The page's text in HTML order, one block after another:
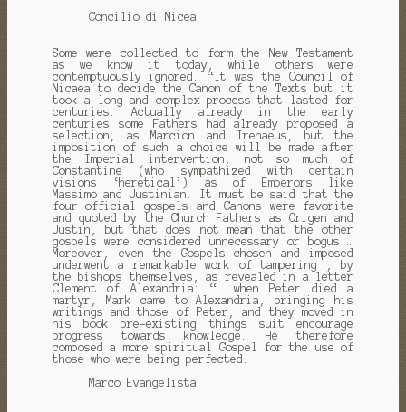
Concilio di Nicea
Some were collected to form the New Testament
as we know it today, while others were
contemptuously ignored. “It was the Council of
Nicaea to decide the Canon of the Texts but it
took a long and complex process that lasted for
centuries.Actually already in the early
centuries some Fathers had already proposed a
selection, as Marcion and Irenaeus, but the
imposition of such a choice will be made after
the Imperial intervention, not so much of
Constantine (who sympathized with certain
visions ‘heretical’) as of Emperors like
Massimo and Justinian. It must be said that the
four official gospels and Canons were favorite
and quoted by the Church Fathers as Origen and
Justin, but that does not mean that the other
gospels were considered unnecessary or bogus …
Moreover, even the Gospels chosen and imposed
underwent a remarkable work of tampering
, by
the bishops themselves, as revealed in a letter
Clement of Alexandria: “… when Peter died a
martyr, Mark came to Alexandria, bringing his
writings and those of Peter, and they moved in
his book pre-existing things suitencourage
progress towards knowledge. He therefore
composed a more spiritual Gospel for the use of
those who were being perfected.
Marco Evangelista